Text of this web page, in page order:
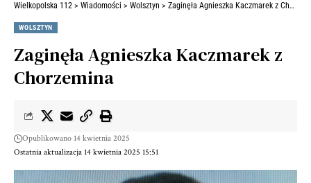
Wielkopolska 112 > Wiadomości > Wolsztyn > Zaginęła Agnieszka Kaczmarek z Chorzemina
WOLSZTYN
Zaginęła Agnieszka Kaczmarek z
Chorzemina
Ostatnia aktualizacja 14 kwietnia 2025 15:51
Opublikowano 14 kwietnia 2025